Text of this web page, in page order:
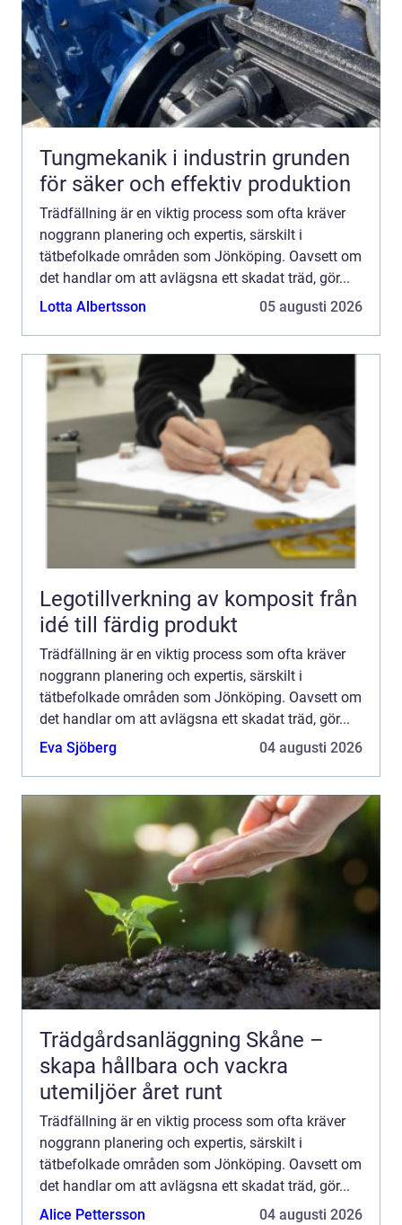
Tungmekanik i industrin grunden
för säker och effektiv produktion
Trädfällning är en viktig process som ofta kräver
noggrann planering och expertis, särskilt i
tätbefolkade områden som Jönköping. Oavsett om
det handlar om att avlägsna ett skadat träd, gör...
Lotta Albertsson
05 augusti 2026
Legotillverkning av komposit från
idé till färdig produkt
Trädfällning är en viktig process som ofta kräver
noggrann planering och expertis, särskilt i
tätbefolkade områden som Jönköping. Oavsett om
det handlar om att avlägsna ett skadat träd, gör...
Eva Sjöberg
04 augusti 2026
Trädgårdsanläggning Skåne –
skapa hållbara och vackra
utemiljöer året runt
Trädfällning är en viktig process som ofta kräver
noggrann planering och expertis, särskilt i
tätbefolkade områden som Jönköping. Oavsett om
det handlar om att avlägsna ett skadat träd, gör...
Alice Pettersson
04 augusti 2026